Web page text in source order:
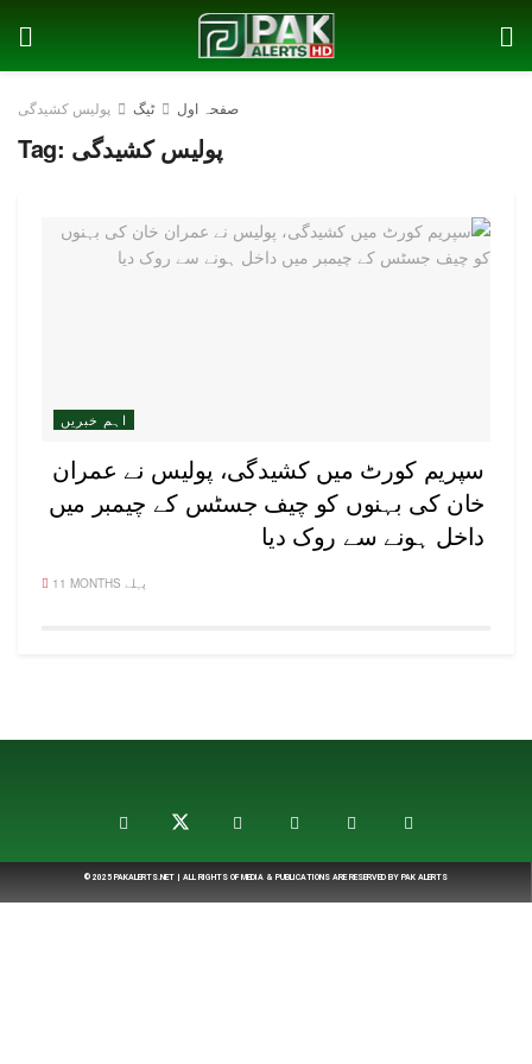
صفحہ اول ٹیگ پولیس کشیدگی
Tag: پولیس کشیدگی
اہم خبریں
سپریم کورٹ میں کشیدگی، پولیس نے عمران
خان کی بہنوں کو چیف جسٹس کے چیمبر میں
داخل ہونے سے روک دیا
11 MONTHS پہلے
© 2025 PAKALERTS.NET| ALL RIGHTS OF MEDIA & PUBLICATIONS ARE RESERVED BY PAK ALERTS